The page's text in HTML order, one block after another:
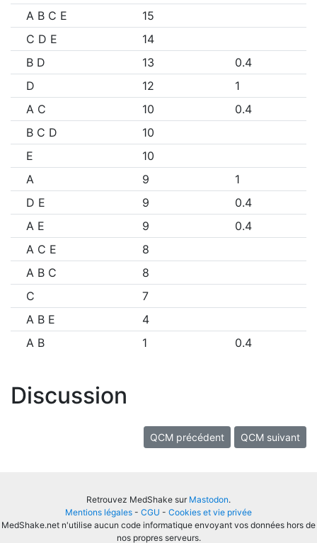
A B C E
15
C D E
14
B D
13
0.4
D
12
1
A C
10
0.4
B C D
10
E
10
A
9
1
D E
9
0.4
A E
9
0.4
A C E
8
A B C
8
C
7
A B E
4
A B
1 0.4
Discussion
QCM précédent QCM suivant
Retrouvez MedShake sur Mastodon.
Mentions légales - CGU - Cookies et vie privée
MedShake.net n'utilise aucun code informatique envoyant vos données hors de
nos propres serveurs.